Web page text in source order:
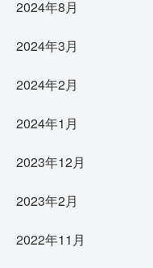
2024年8月
2024年3月
2024年2月
2024年1月
2023年12月
2023年2月
2022年11月